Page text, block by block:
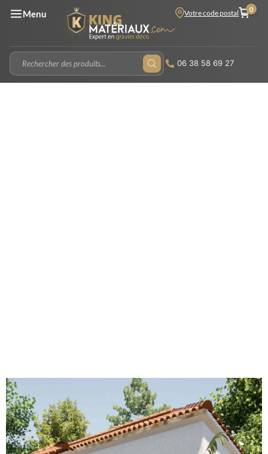
Menu Votre code postal 0
06 38 58 69 27